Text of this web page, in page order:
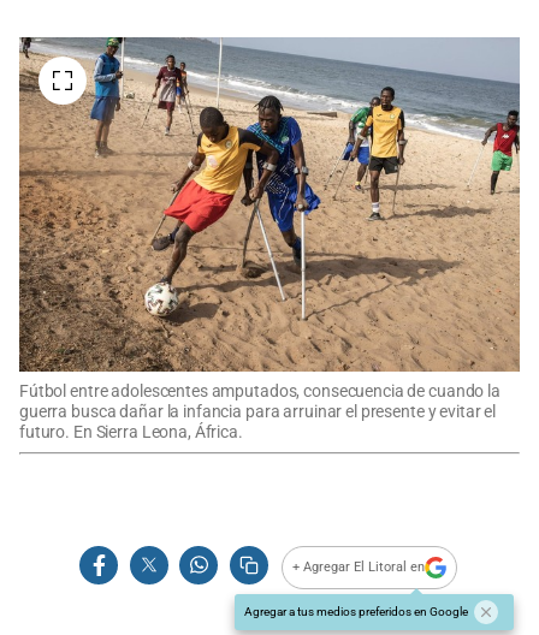
Fútbol entre adolescentes amputados, consecuencia de cuando la
guerra busca dañar la infancia para arruinar el presente y evitar el
futuro. En Sierra Leona, África.
+ Agregar El Litoral en
Agregar a tus medios preferidos en Google